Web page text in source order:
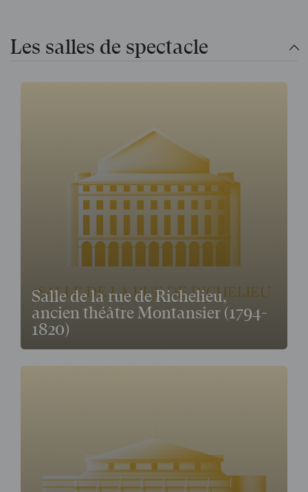
Les salles de spectacle
Salle de la rue de Richelieu,
ancien théâtre Montansier (1794-
1820)